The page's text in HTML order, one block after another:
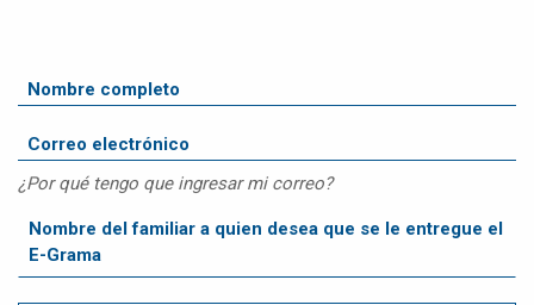
¿Por qué tengo que ingresar mi correo?